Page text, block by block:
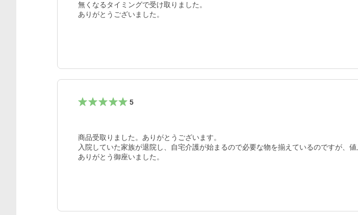
無くなるタイミングで受け取りました。
ありがとうございました。
5
商品受取りました。ありがとうございます。
入院していた家族が退院し、自宅介護が始まるので必要な物を揃えているのですが、
ありがとう御座いました。